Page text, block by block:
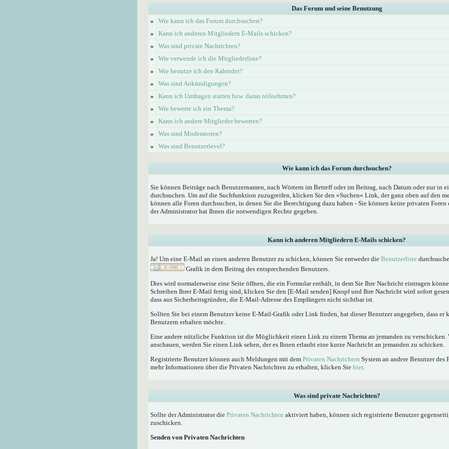
Das Forum und seine Benutzung
»
Wie kann ich das Forum durchsuchen?
»
Kann ich anderen Mitgliedern E-Mails schicken?
»
Was sind private Nachrichten?
»
Wie verwende ich die Mitgliederliste?
»
Wie benutze ich den Kalender?
»
Was sind Ankündigungen?
»
Kann ich Umfragen starten bzw. daran teilnehmen?
»
Wie bewerte ich ein Thema?
»
Kann ich andere Mitglieder bewerten?
»
Was sind Moderatoren?
»
Was sind Benutzerlevel?
Wie kann ich das Forum durchsuchen?
Sie können Beiträge nach Benutzernamen, nach Wörtern im Betreff oder im Beitrag, nach Datum oder nur in
durchsuchen. Um auf die Suchfunktion zuzugreifen, klicken Sie den »Suchen« Link, der ganz oben auf den
können alle Foren durchsuchen, in denen Sie die Berechtigung dazu haben - Sie können keine privaten Foren
der Administrator hat Ihnen die notwendigen Rechte gegeben.
Kann ich anderen Mitgliedern E-Mails schicken?
Ja! Um eine E-Mail an einen anderen Benutzer zu schicken, können Sie entweder die Benutzerliste
Grafik in dem Beitrag des entsprechenden Benutzers.
Dies wird normalerweise eine Seite öffnen, die ein Formular enthält, in dem Sie Ihre Nachricht eintragen
Schreiben Ihrer E-Mail fertig sind, klicken Sie den [E-Mail senden] Knopf und Ihre Nachricht wird sofort
dass aus Sicherheitsgründen, die E-Mail-Adresse des Empfängers nicht sichtbar ist.
Sollten Sie bei einem Benutzer keine E-Mail-Grafik oder Link finden, hat dieser Benutzer angegeben, dass er
Benutzern erhalten möchte.
Eine andere nützliche Funktion ist die Möglichkeit einen Link zu einem Thema an jemanden zu verschicken.
anschauen, werden Sie einen Link sehen, der es Ihnen erlaubt eine kurze Nachricht an jemanden zu schicken.
Registrierte Benutzer können auch Meldungen mit dem Privaten Nachrichten System an andere Benutzer des
mehr Informationen über die Privaten Nachrichten zu erhalten, klicken Sie hier.
Was sind private Nachrichten?
Sollte der Administrator die Privaten Nachrichten aktiviert haben, können sich registrierte Benutzer
zuschicken.
Senden von Privaten Nachrichten